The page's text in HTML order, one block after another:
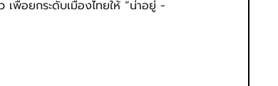
พื่อยกระดับเมืองไทยให้ “น่าอยู่ -